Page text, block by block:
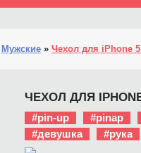
Мужские » Чехол для iPhone
ЧЕХОЛ ДЛЯ IPHONE
#pin-up #pinap
#девушка
#рука